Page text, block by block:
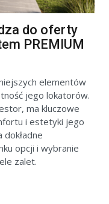
do oferty
PREMIUM
elementów
jego lokatorów.
ma kluczowe
i estetyki jego
opcji i wybranie
zalet.